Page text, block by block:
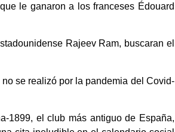
le ganaron a los franceses Édouard
Rajeev Ram, buscaran el
se realizó por la pandemia del Covid-
1899, el club más antiguo de España,